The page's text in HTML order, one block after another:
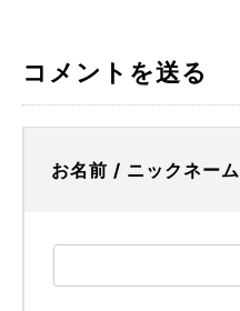
コメントを送る
お名前 / ニックネーム